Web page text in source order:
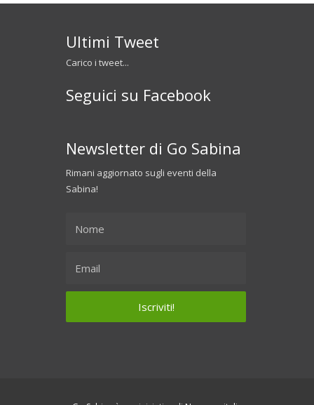
Ultimi Tweet
Carico i tweet...
Seguici su Facebook
Newsletter di Go Sabina
Rimani aggiornato sugli eventi della
Sabina!